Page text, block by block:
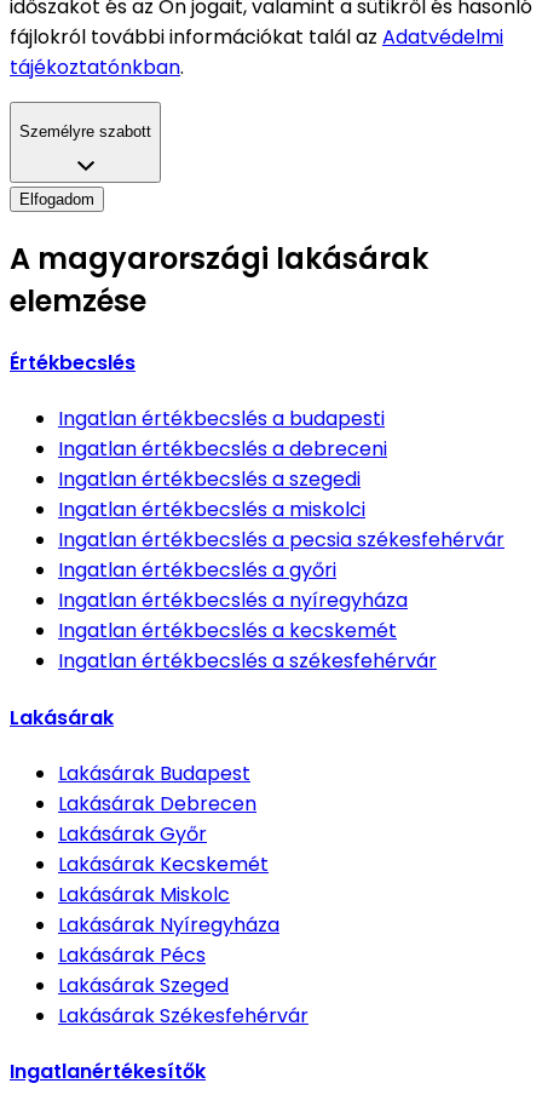
időszakot és az Ön jogait, valamint a sütikről és hasonló
fájlokról további információkat talál az Adatvédelmi
tájékoztatónkban.
Személyre szabott
Elfogadom
A magyarországi lakásárak
elemzése
Értékbecslés
Ingatlan értékbecslésa budapesti
Ingatlan értékbecslésa debreceni
Ingatlan értékbecslésa szegedi
Ingatlan értékbecslésa miskolci
Ingatlan értékbecslésa pecsia székesfehérvár
Ingatlan értékbecslésa győri
Ingatlan értékbecslésa nyíregyháza
Ingatlan értékbecslésa kecskemét
Ingatlan értékbecslésa székesfehérvár
Lakásárak
Lakásárak Budapest
Lakásárak Debrecen
LakásárakGyőr
Lakásárak Kecskemét
Lakásárak Miskolc
Lakásárak Nyíregyháza
Lakásárak Pécs
LakásárakSzeged
LakásárakSzékesfehérvár
Ingatlanértékesítők